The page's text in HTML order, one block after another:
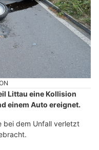
Littau eine Kollision
einem Auto ereignet.
bei dem Unfall verletzt